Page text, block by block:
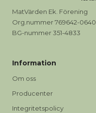
MatVärden Ek. Förening
Org.nummer 769642-0640
BG-nummer 351-4833
Information
Om oss
Producenter
Integritetspolicy